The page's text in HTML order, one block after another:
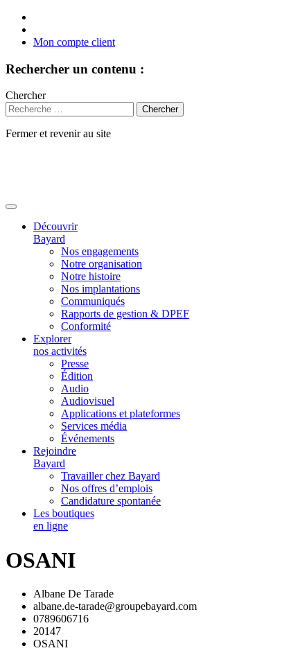
Mon compte client
Rechercher un contenu :
Chercher
Fermer et revenir au site
Découvrir
Bayard
Nos engagements
Notre organisation
Notre histoire
Nos implantations
Communiqués
Rapports de gestion & DPEF
Conformité
Explorer
nos activités
Presse
Édition
Audio
Audiovisuel
Applications et plateformes
Services média
Événements
Rejoindre
Bayard
Travailler chez Bayard
Nos offres d’emplois
Candidature spontanée
Les boutiques
en ligne
OSANI
Albane De Tarade
albane.de-tarade@groupebayard.com
0789606716
20147
OSANI